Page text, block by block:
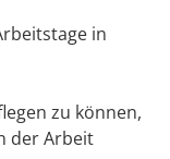
in
zu können,
der Arbeit